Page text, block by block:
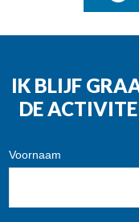
IK BLIJF
DE
Voornaam